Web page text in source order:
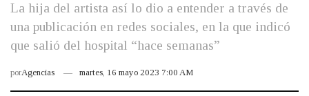
La hija del artista así lo dio a entender a través de
una publicación en redes sociales, en la que indicó
que salió del hospital “hace semanas”
porAgencias martes, 16 mayo 2023 7:00 AM